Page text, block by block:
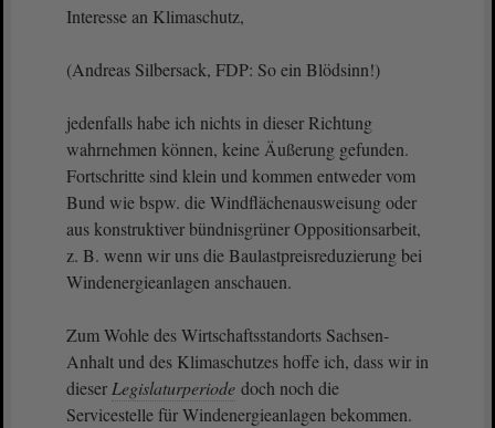
Interesse an Klimaschutz,
(Andreas Silbersack, FDP: So ein Blödsinn!)
jedenfalls habe ich nichts in dieser Richtung
wahrnehmen können, keine Äußerung gefunden.
Fortschritte sind klein und kommen entweder vom
Bund wie bspw. die Windflächenausweisung oder
aus konstruktiver bündnisgrüner Oppositionsarbeit,
z. B. wenn wir uns die Baulastpreisreduzierung bei
Windenergieanlagen anschauen.
Zum Wohle des Wirtschaftsstandorts Sachsen-
Anhalt und des Klimaschutzes hoffe ich, dass wir in
dieser Legislaturperiode doch noch die
Servicestelle für Windenergieanlagen bekommen.